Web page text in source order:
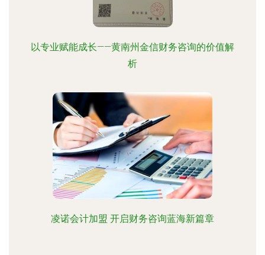
以专业赋能成长——黄南州金信财务咨询的价值解
析
凌诺会计加盟 开启财务咨询蓝海新篇章